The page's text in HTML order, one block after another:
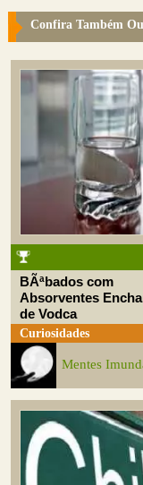
Confira Também
BÃªbados com
Absorventes
de Vodca
Curiosidades
Mentes